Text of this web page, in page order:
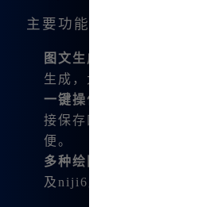
主要功能
图文生成
：支持文生图
生成，大大扩展了我的创
一键操作
：我能够一键
接保存四张Midjourney四
便。
多种绘图版本
：支持最
及niji6版本，让我总能体